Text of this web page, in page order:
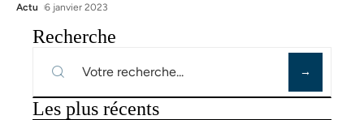
Actu 6 janvier 2023
Recherche
Les plus récents